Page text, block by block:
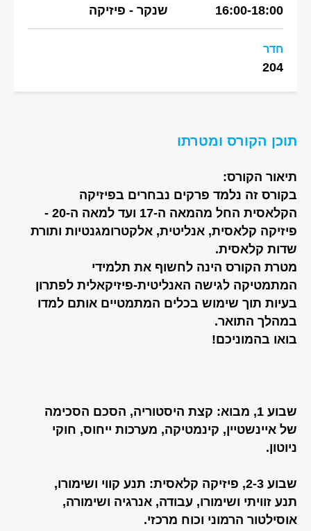
16:00-18:00 שנקר - פיזיקה
חדר
204
תוכן הקורס ומטרתו
תיאור הקורס:
בקורס זה נלמד פרקים נבחרים בפיזיקה
הקלאסית החל מהמאה ה-17 ועד למאה ה-20 -
פיזיקה קלאסית, אנליטית, אלקטרומגנטיות ותורת
שדות קלאסית.
מטרת הקורס הינה לחשוף את תלמידי
המתמטיקה לגישה האנליטית-פיזיקאלית לפתרון
בעיות תוך שימוש בכלים המתמטיים אותם למדו
במהלך התואר.
בואו בהמוניכם!
שבוע 1, מבוא: קצת היסטוריה, הסכם הסכימה
של איינשטיין, קינמטיקה, מערכות ייחוס, חוקי
ניוטון.
שבוע 2-3, פיזיקה קלאסית: תנע קווי ושימורו,
תנע זוויתי ושימורו, עבודה, אנרגיה ושימורה,
אוסילטור הרמוני וכוח מרכזי.